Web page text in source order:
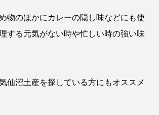
物のほかにカレーの隠し味などにも使
する元気がない時や忙しい時の強い味
仙沼土産を探している方にもオススメ